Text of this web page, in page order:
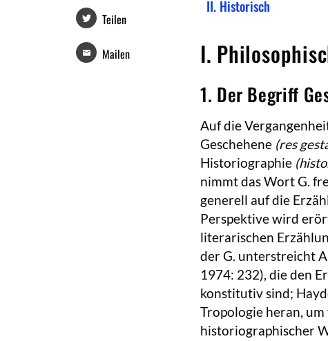
Historisch
I.
1. Der Begriff
Auf die
Geschehene (res
Historiographie
nimmt das Wort G.
generell auf die
Perspektive wird
literarischen
der G. unterstreicht
1974: 232), die den
konstitutiv sind;
Tropologie heran,
historiographischer
Teilen
Mailen